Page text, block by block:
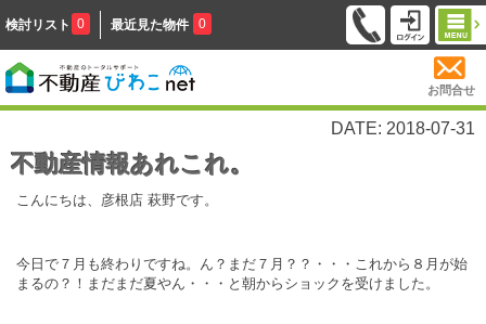
検討リスト 0 最近見た物件 0
お問合せ
DATE: 2018-07-31
不動産情報あれこれ。
こんにちは、彦根店 萩野です。
今日で７月も終わりですね。ん？まだ７月？？・・・これから８月が始
まるの？！まだまだ夏やん・・・と朝からショックを受けました。